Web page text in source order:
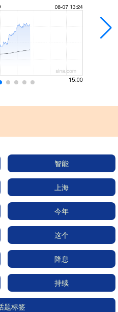
智能
上海
今年
这个
降息
持续
题标签